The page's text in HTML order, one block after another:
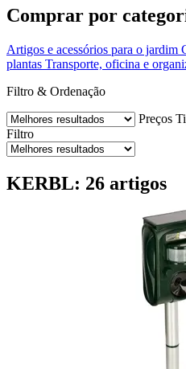
Comprar por
Artigos e acessórios para o jardim
plantas Transporte, oficina e
Filtro & Ordenação
Preços
Filtro
KERBL: 26 artigos